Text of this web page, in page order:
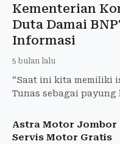
Kementerian
Duta Damai
Informasi
5 bulan lalu
“Saat ini kita memiliki
Tunas sebagai
Astra Motor Jombor
Servis Motor Gratis